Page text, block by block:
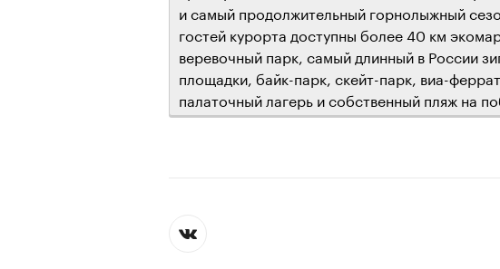
и самый продолжительный горнолыжный
гостей курорта доступны более 40 км
веревочный парк, самый длинный в России
площадки, байк-парк, скейт-парк, виа-
палаточный лагерь и собственный пляж на